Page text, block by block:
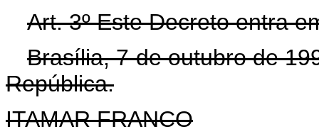
Art. 3º Este Decreto entra
Brasília, 7 de outubro de
República.
ITAMAR FRANCO